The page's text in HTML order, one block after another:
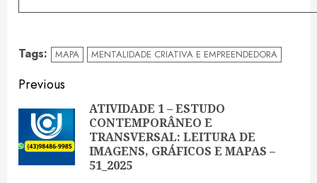
Tags: MAPA MENTALIDADE CRIATIVA E EMPREENDEDORA
Continue
Reading
Previous
ATIVIDADE 1 – ESTUDO
CONTEMPORÂNEO E
TRANSVERSAL: LEITURA DE
IMAGENS, GRÁFICOS E MAPAS –
51_2025